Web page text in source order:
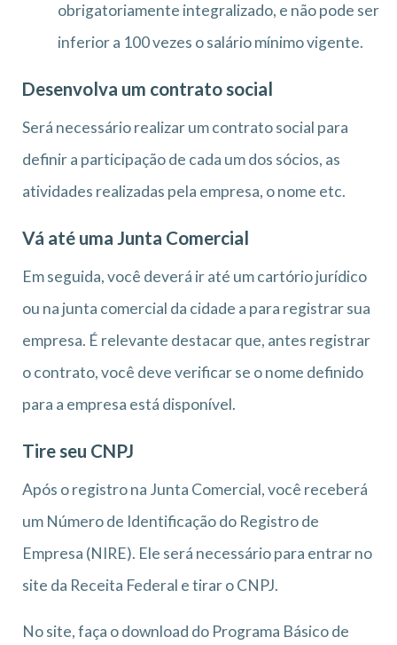
obrigatoriamente integralizado, e não pode ser
inferior a 100 vezes o salário mínimo vigente.
Desenvolva um contrato social
Será necessário realizar um contrato social para
definir a participação de cada um dos sócios, as
atividades realizadas pela empresa, o nome etc.
Vá até uma Junta Comercial
Em seguida, você deverá ir até um cartório jurídico
ou na junta comercial da cidade a para registrar sua
empresa. É relevante destacar que, antes registrar
o contrato, você deve verificar se o nome definido
para a empresa está disponível.
Tire seu CNPJ
Após o registro na Junta Comercial, você receberá
um Número de Identificação do Registro de
Empresa (NIRE). Ele será necessário para entrar no
site da Receita Federal e tirar o CNPJ.
No site, faça o download do Programa Básico de